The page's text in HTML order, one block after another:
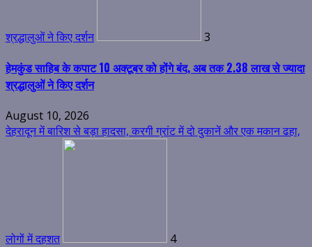
श्रद्धालुओं ने किए दर्शन 3
हेमकुंड साहिब के कपाट 10 अक्टूबर को होंगे बंद, अब तक 2.38 लाख से ज्यादा
श्रद्धालुओं ने किए दर्शन
August 10, 2026
देहरादून में बारिश से बड़ा हादसा, करगी ग्रांट में दो दुकानें और एक मकान ढहा,
लोगों में दहशत 4